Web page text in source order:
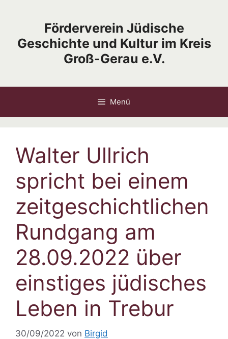
Förderverein Jüdische
Geschichte und Kultur im Kreis
Groß-Gerau e.V.
Menü
Walter Ullrich
spricht bei einem
zeitgeschichtlichen
Rundgang am
28.09.2022 über
einstiges jüdisches
Leben in Trebur
30/09/2022 von Birgid